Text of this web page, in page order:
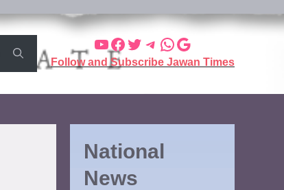
Follow and Subscribe Jawan Times
National
News